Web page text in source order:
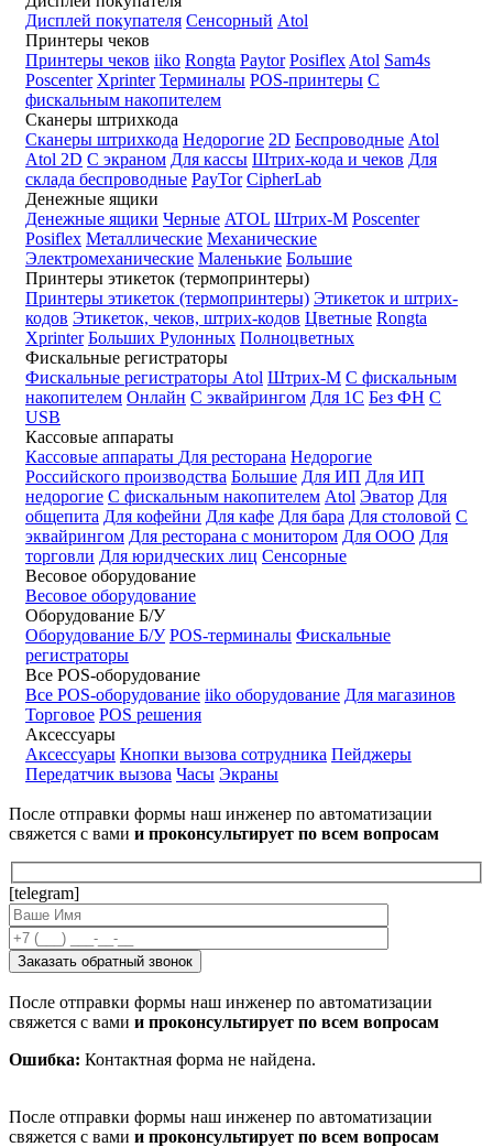
Дисплей покупателя Сенсорный Atol
Принтеры чеков
Принтеры чеков iiko Rongta Paytor Posiflex Atol Sam4s
Poscenter Xprinter Терминалы POS-принтеры С
фискальным накопителем
Сканеры штрихкода
Сканеры штрихкода Недорогие 2D Беспроводные Atol
Atol 2D С экраном Для кассы Штрих-кода и чеков Для
склада беспроводные PayTor CipherLab
Денежные ящики
Денежные ящики Черные ATOL Штрих-М Poscenter
Posiflex Металлические Механические
Электромеханические Маленькие Большие
Принтеры этикеток (термопринтеры)
Принтеры этикеток (термопринтеры) Этикеток и штрих-
кодов Этикеток, чеков, штрих-кодов Цветные Rongta
Xprinter Больших Рулонных Полноцветных
Фискальные регистраторы
Фискальные регистраторы Atol Штрих-М С фискальным
накопителем Онлайн С эквайрингом Для 1С Без ФН С
USB
Кассовые аппараты
Кассовые аппараты Для ресторана Недорогие
Российского производства Большие Для ИП Для ИП
недорогие С фискальным накопителем Atol Эватор Для
общепита Для кофейни Для кафе Для бара Для столовой С
эквайрингом Для ресторана с монитором Для ООО Для
торговли Для юридческих лиц Сенсорные
Весовое оборудование
Весовое оборудование
Оборудование Б/У
Оборудование Б/У POS-терминалы Фискальные
регистраторы
Все POS-оборудование
Все POS-оборудование iiko оборудование Для магазинов
Торговое POS решения
Аксессуары
Аксессуары Кнопки вызова сотрудника Пейджеры
Передатчик вызова Часы Экраны
После отправки формы наш инженер по автоматизации
свяжется с вами и проконсультирует по всем вопросам
[telegram]
После отправки формы наш инженер по автоматизации
свяжется с вами и проконсультирует по всем вопросам
Ошибка: Контактная форма не найдена.
После отправки формы наш инженер по автоматизации
свяжется с вами и проконсультирует по всем вопросам